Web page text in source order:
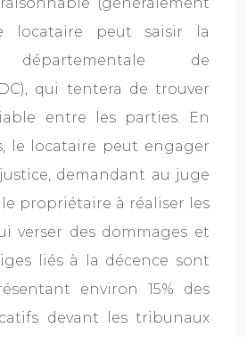
locataire peut saisir la
départementale de
qui tentera de trouver
entre les parties. En
le locataire peut engager
demandant au juge
propriétaire à réaliser les
verser des dommages et
liés à la décence sont
environ 15% des
devant les tribunaux